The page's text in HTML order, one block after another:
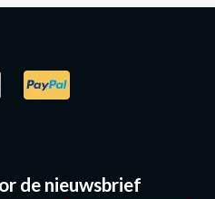
de nieuwsbrief